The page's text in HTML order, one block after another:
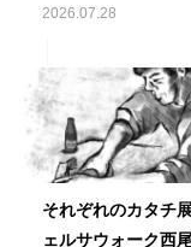
ため
2026.07.28
それぞれのカタチ
ェルサウォーク西